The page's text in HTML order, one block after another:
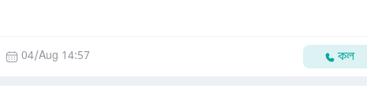
04/Aug 14:57 কল